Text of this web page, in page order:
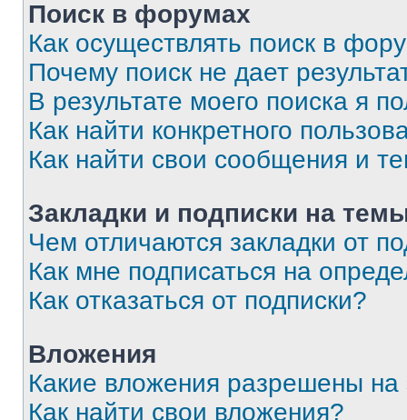
Поиск в форумах
Как осуществлять поиск в
Почему поиск не дает
В результате моего поиска я
Как найти конкретного
Как найти свои сообщения и
Закладки и подписки на
Чем отличаются закладки от
Как мне подписаться на
Как отказаться от подписки?
Вложения
Какие вложения разрешены
Как найти свои вложения?